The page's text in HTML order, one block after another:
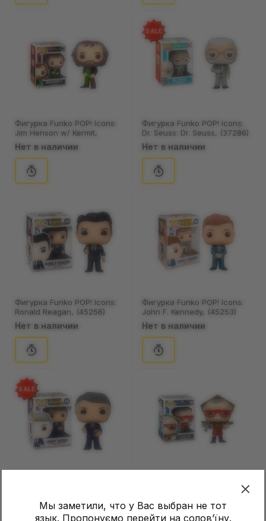
Мы заметили, что у Вас выбран не тот
язык. Пропонуємо перейти на соловʼїну.
Фигурка Funko POP! Icons:
Jim Henson w/ Kermit,
(37287)
Нет в наличии
SALE
Фигурка Funko POP! Icons:
Dr. Seuss: Dr. Seuss, (37286)
Нет в наличии
Фигурка Funko POP! Icons:
Ronald Reagan, (45256)
Нет в наличии
Фигурка Funko POP! Icons:
John F. Kennedy, (45253)
Нет в наличии
SALE
Нет в наличии
Stan Lee in Ragnarok Outfit,
Нет в наличии